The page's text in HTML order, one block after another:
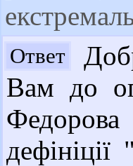
Ответ
Вам до